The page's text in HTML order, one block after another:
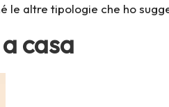
le altre tipologie che ho
casa